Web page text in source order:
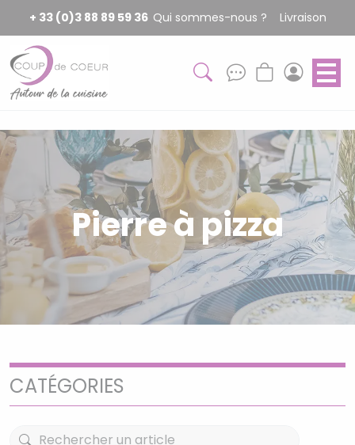
+ 33 (0)3 88 89 59 36 Qui sommes-nous ? Livraison
Pierre à pizza
CATÉGORIES
Panneau de gestion des cookies